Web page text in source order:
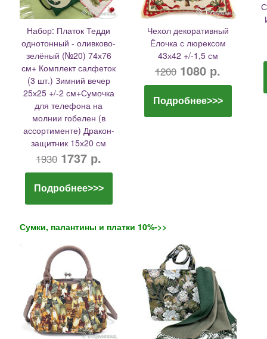
Набор: Платок Тедди
однотонный - оливково-
зелёный (№20) 74х76
см+ Комплект салфеток
(3 шт.) Зимний вечер
25х25 +/-2 см+Сумочка
для телефона на
молнии гобелен (в
ассортименте) Дракон-
защитник 15х20 см
1930 1737 р.
Подробнее>>>
Чехол декоративный
Ёлочка с люрексом
43х42 +/-1,5 см
1200 1080 р.
Подробнее>>>
Сумки, палантины и платки 10%->>